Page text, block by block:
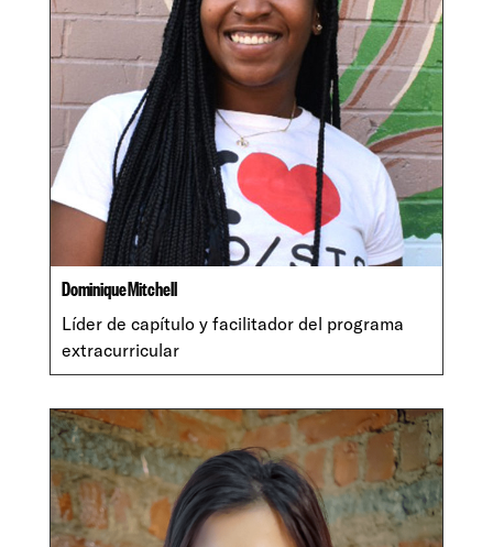
Dominique Mitchell
Líder de capítulo y facilitador del programa
extracurricular